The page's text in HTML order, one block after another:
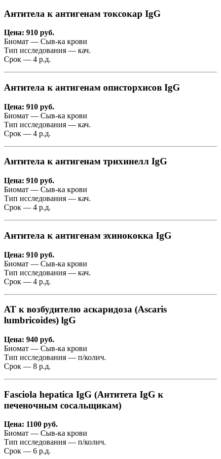
Антитела к антигенам токсокар IgG
Цена: 910 руб.
Биомат — Сыв-ка крови
Тип исследования — кач.
Срок — 4 р.д.
Антитела к антигенам описторхисов IgG
Цена: 910 руб.
Биомат — Сыв-ка крови
Тип исследования — кач.
Срок — 4 р.д.
Антитела к антигенам трихинелл IgG
Цена: 910 руб.
Биомат — Сыв-ка крови
Тип исследования — кач.
Срок — 4 р.д.
Антитела к антигенам эхинококка IgG
Цена: 910 руб.
Биомат — Сыв-ка крови
Тип исследования — кач.
Срок — 4 р.д.
АТ к возбудителю аскаридоза (Ascaris
lumbricoides) lgG
Цена: 940 руб.
Биомат — Сыв-ка крови
Тип исследования — п/колич.
Срок — 8 р.д.
Fasciola hepatica IgG (Антитета IgG к
печеночным сосальщикам)
Цена: 1100 руб.
Биомат — Сыв-ка крови
Тип исследования — п/колич.
Срок — 6 р.д.